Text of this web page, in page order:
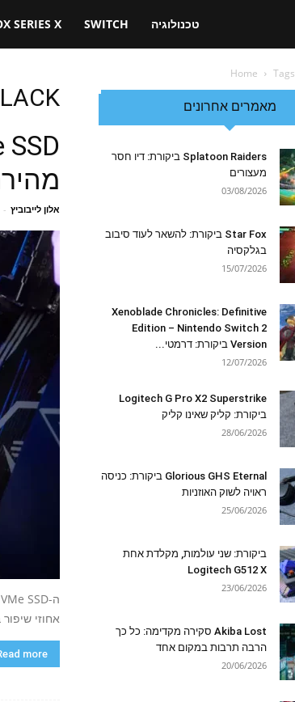
SERIES X SWITCH טכנולוגיה
Home Tags
אלון לייבוביץ -
אחוזי
more
מאמרים אחרונים
Splatoon Raiders ביקורת: דיו חסר
מעצורים
03/08/2026
Star Fox ביקורת: להשאר לעוד סיבוב
בגלקסיה
15/07/2026
Xenoblade Chronicles: Definitive
Edition – Nintendo Switch 2
Version ביקורת: דרמטי...
12/07/2026
Logitech G Pro X2 Superstrike
ביקורת: קליק שאינו קליק
28/06/2026
Glorious GHS Eternal ביקורת: כניסה
ראויה לשוק האוזניות
25/06/2026
ביקורת: שני עולמות, מקלדת אחת
Logitech G512 X
23/06/2026
Akiba Lost סקירה מקדימה: כל כך
הרבה תרבות במקום אחד
20/06/2026